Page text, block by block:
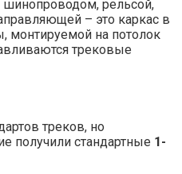
рельсой,
– это каркас в
монтируемой на потолок
трековые
треков, но
получили стандартные 1-